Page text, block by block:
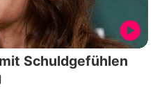
Schuldgefühlen